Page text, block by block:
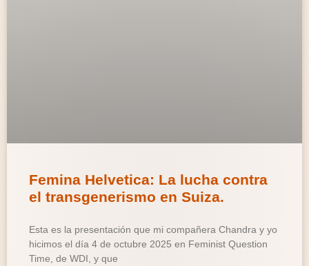
Femina Helvetica: La lucha contra
el transgenerismo en Suiza.
Esta es la presentación que mi compañera Chandra y yo
hicimos el día 4 de octubre 2025 en Feminist Question
Time, de WDI, y que